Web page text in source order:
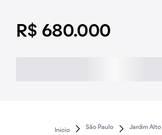
R$ 680.000
Início
São Paulo Jardim Alto